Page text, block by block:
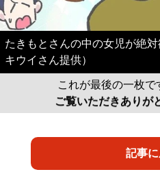
たきもとさんの中の女児が絶
キウイさん提供）
これが最後の一枚で
ご覧いただきありが
記事